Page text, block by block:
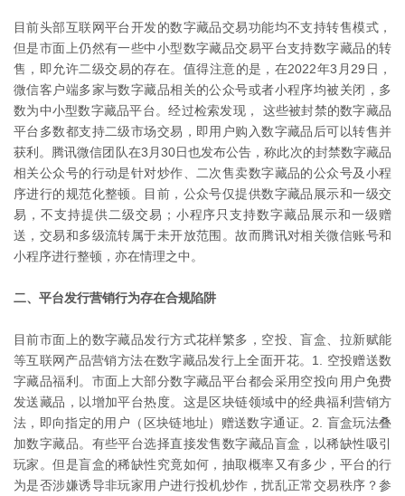
目前头部互联网平台开发的数字藏品交易功能均不支持转售模式，
但是市面上仍然有一些中小型数字藏品交易平台支持数字藏品的转
售，即允许二级交易的存在。值得注意的是，在2022年3月29日，
微信客户端多家与数字藏品相关的公众号或者小程序均被关闭，多
数为中小型数字藏品平台。经过检索发现， 这些被封禁的数字藏品
平台多数都支持二级市场交易，即用户购入数字藏品后可以转售并
获利。腾讯微信团队在3月30日也发布公告，称此次的封禁数字藏品
相关公众号的行动是针对炒作、二次售卖数字藏品的公众号及小程
序进行的规范化整顿。目前，公众号仅提供数字藏品展示和一级交
易，不支持提供二级交易；小程序只支持数字藏品展示和一级赠
送，交易和多级流转属于未开放范围。故而腾讯对相关微信账号和
小程序进行整顿，亦在情理之中。
二、平台发行营销行为存在合规陷阱
目前市面上的数字藏品发行方式花样繁多，空投、盲盒、拉新赋能
等互联网产品营销方法在数字藏品发行上全面开花。1. 空投赠送数
字藏品福利。市面上大部分数字藏品平台都会采用空投向用户免费
发送藏品，以增加平台热度。这是区块链领域中的经典福利营销方
法，即向指定的用户（区块链地址）赠送数字通证。2. 盲盒玩法叠
加数字藏品。有些平台选择直接发售数字藏品盲盒，以稀缺性吸引
玩家。但是盲盒的稀缺性究竟如何，抽取概率又有多少，平台的行
为是否涉嫌诱导非玩家用户进行投机炒作，扰乱正常交易秩序？参